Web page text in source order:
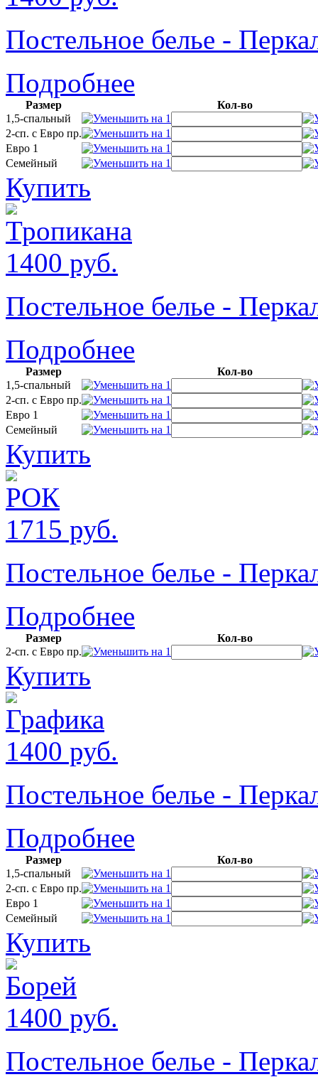
Постельное белье -
Подробнее
Размер
Кол-во
1,5-спальный
2-сп. с Евро пр.
Евро 1
Семейный
Купить
1400 руб.
Постельное белье -
Подробнее
Размер
Кол-во
1,5-спальный
2-сп. с Евро пр.
Евро 1
Семейный
Купить
1715 руб.
Постельное белье -
Подробнее
Размер
Кол-во
2-сп. с Евро пр.
Купить
1400 руб.
Постельное белье -
Подробнее
Размер
Кол-во
1,5-спальный
2-сп. с Евро пр.
Евро 1
Семейный
Купить
1400 руб.
Постельное белье -